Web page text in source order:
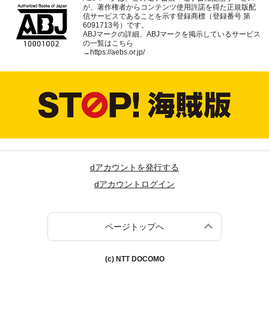
が、著作権者からコンテンツ使用許諾を得た正規版配
信サービスであることを示す登録商標（登録番号 第
6091713号）です。
ABJマークの詳細、ABJマークを掲示しているサービス
の一覧はこちら
→https://aebs.or.jp/
dアカウントを発行する
dアカウントログイン
ページトップへ
(c) NTT DOCOMO